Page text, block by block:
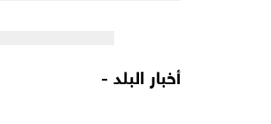
أخبار البلد -